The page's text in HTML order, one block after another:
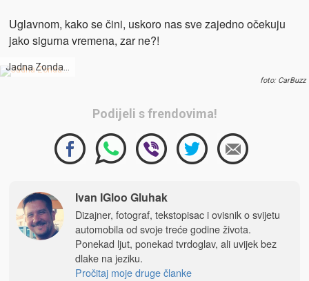
Uglavnom, kako se čini, uskoro nas sve zajedno očekuju
jako sigurna vremena, zar ne?!
Jadna Zonda…
foto: CarBuzz
Podijeli s frendovima!
Ivan IGloo Gluhak
Dizajner, fotograf, tekstopisac i ovisnik o svijetu
automobila od svoje treće godine života.
Ponekad ljut, ponekad tvrdoglav, ali uvijek bez
dlake na jeziku.
Pročitaj moje druge članke